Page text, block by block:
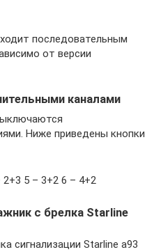
последовательным
от версии
каналами
Ниже приведены кнопки
5 – 3+2 6 – 4+2
с брелка Starline
сигнализации Starline а93